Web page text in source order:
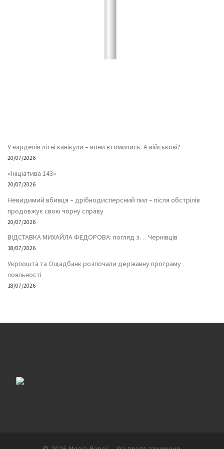
У нардепів літні канікули – вони втомились. А військові?
20/07/2026
«Ініціатива 143»
20/07/2026
Невидимий вбивця – дрібнодисперсний пил – після обстрілів
продовжує свою чорну справу
20/07/2026
ВІДСТАВКА МИХАЙЛА ФЕДОРОВА: погляд з… Чернівців
18/07/2026
Укрпошта та Ощадбанк розпочали державну програму
лояльності
18/07/2026